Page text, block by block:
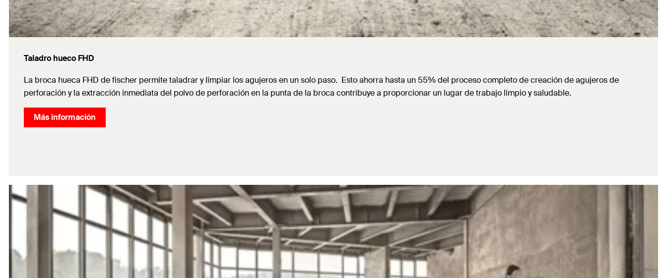
Taladro hueco FHD
La broca hueca FHD de fischer permite taladrar y limpiar los agujeros en un solo paso. Esto ahorra hasta un 55% del proceso completo de creación de agujeros de
perforación y la extracción inmediata del polvo de perforación en la punta de la broca contribuye a proporcionar un lugar de trabajo limpio y saludable.
Más información